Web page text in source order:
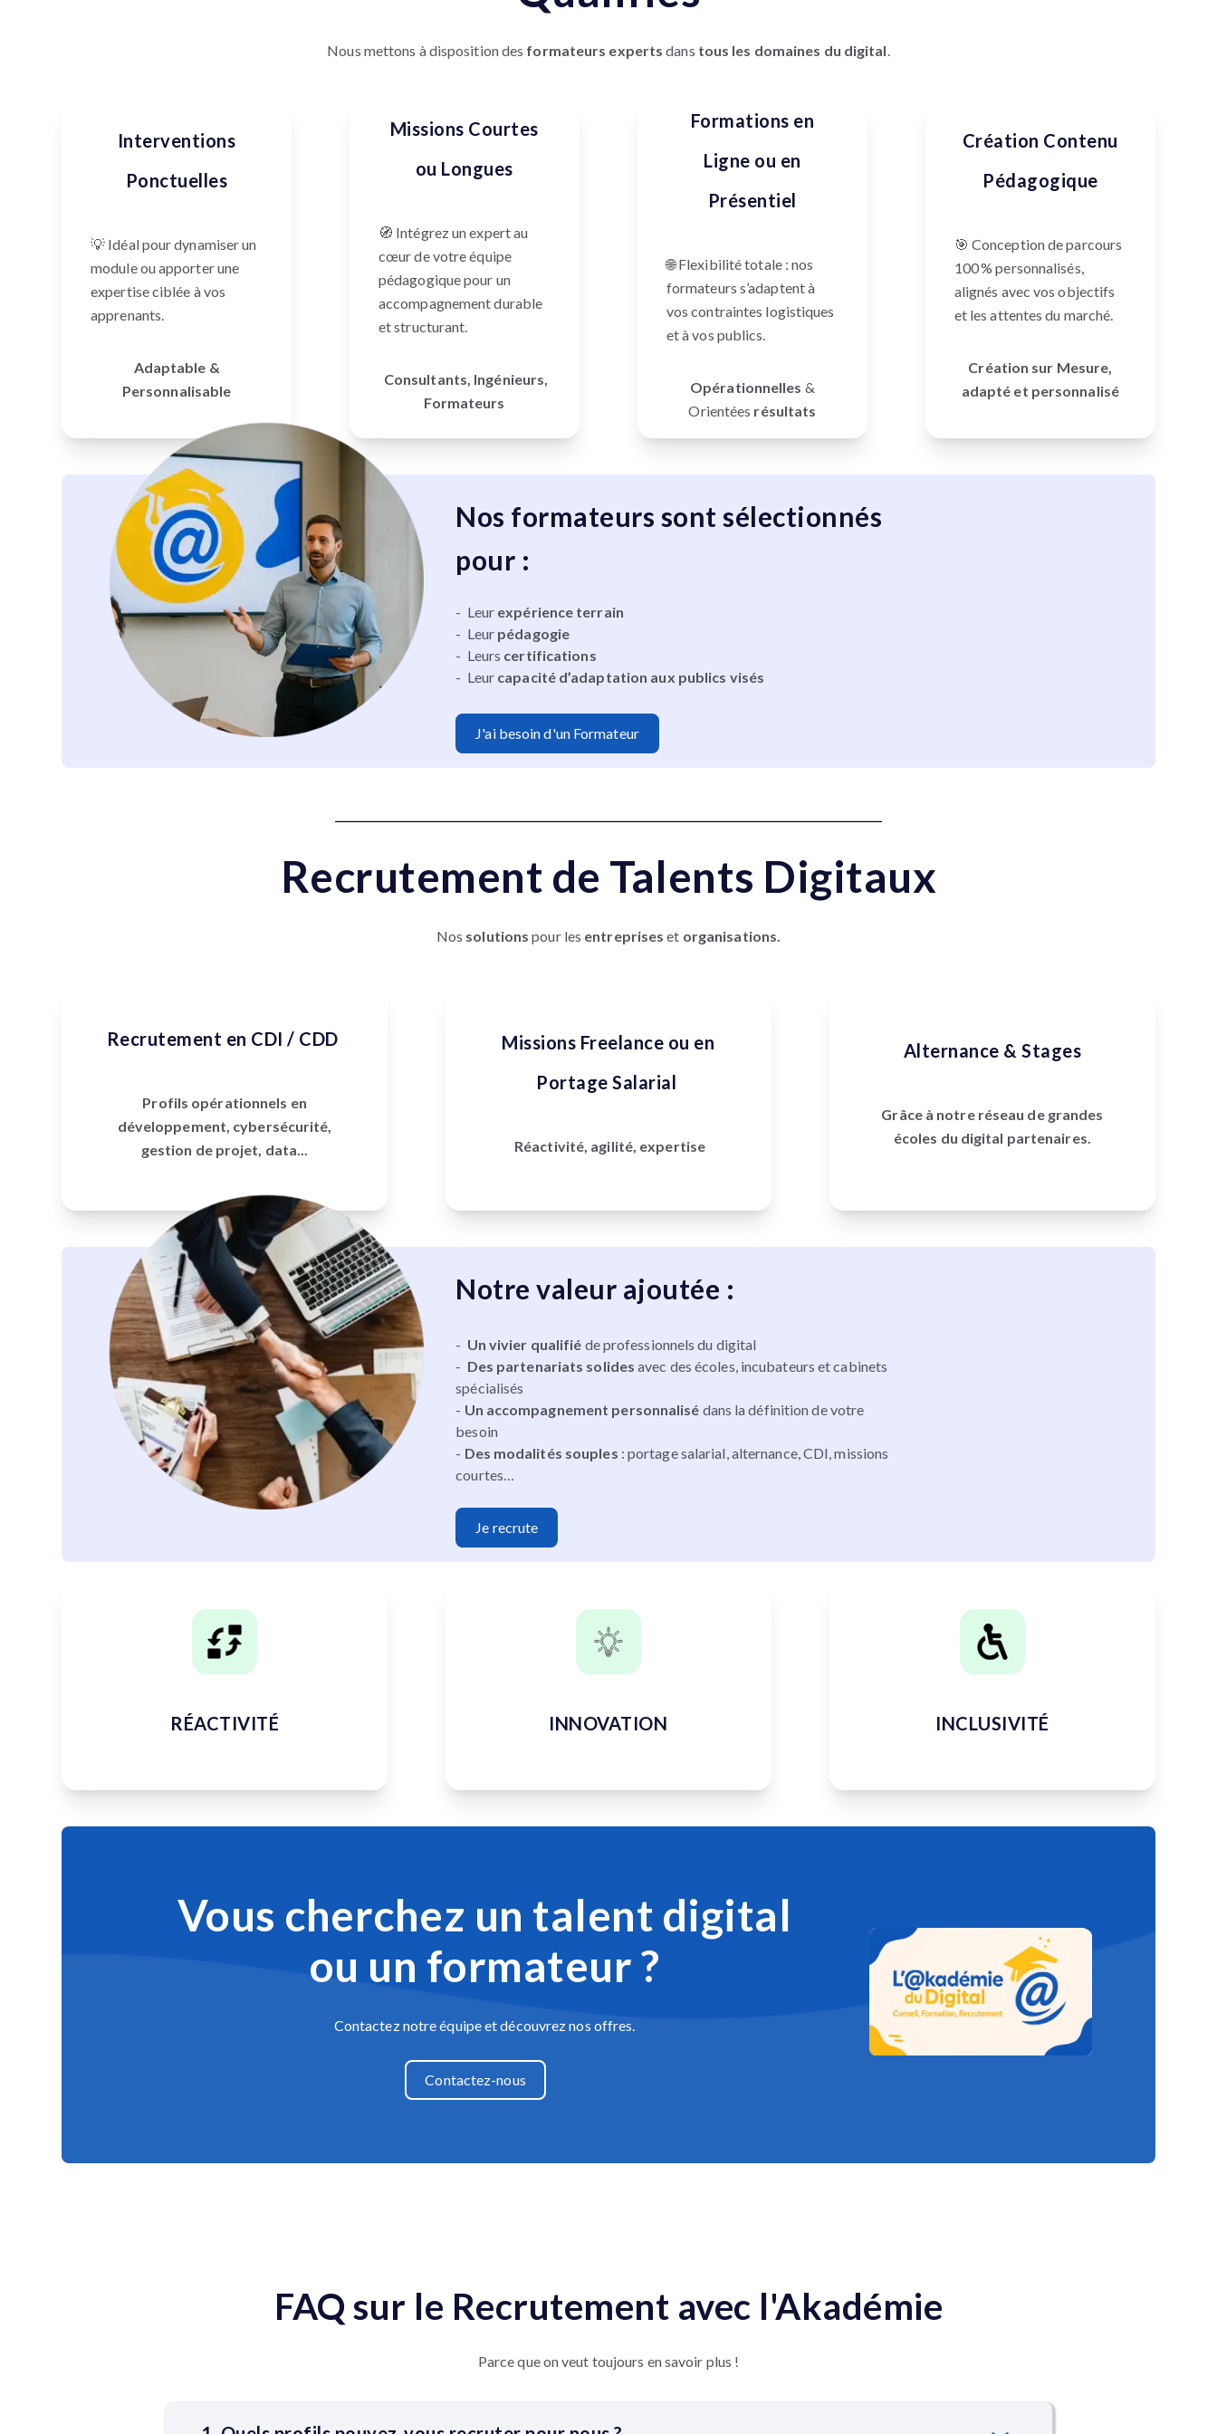
Nous mettons à disposition des formateurs experts dans tous les domaines du digital.
Interventions
Ponctuelles
💡 Idéal pour dynamiser un
module ou apporter une
expertise ciblée à vos
apprenants.
Adaptable &
Personnalisable
Missions Courtes
ou Longues
🧭 Intégrez un expert au
cœur de votre équipe
pédagogique pour un
accompagnement durable
et structurant.
Consultants, Ingénieurs,
Formateurs
Formations en
Ligne ou en
Présentiel
🌐 Flexibilité totale : nos
formateurs s’adaptent à
vos contraintes logistiques
et à vos publics.
Opérationnelles &
Orientées résultats
Création Contenu
Pédagogique
🎯 Conception de parcours
100 % personnalisés,
alignés avec vos objectifs
et les attentes du marché.
Création sur Mesure,
adapté et personnalisé
Nos formateurs sont sélectionnés
pour :
- Leur expérience terrain
- Leur pédagogie
- Leurs certifications
- Leur capacité d’adaptation aux publics visés
J'ai besoin d'un Formateur
Recrutement de Talents Digitaux
Nos solutions pour les entreprises et organisations.
Recrutement en CDI / CDD
Profils opérationnels en
développement, cybersécurité,
gestion de projet, data...
Missions Freelance ou en
Portage Salarial
Réactivité, agilité, expertise
Alternance & Stages
Grâce à notre réseau de grandes
écoles du digital partenaires.
Notre valeur ajoutée :
- Un vivier qualifié de professionnels du digital
- Des partenariats solides avec des écoles, incubateurs et cabinets
spécialisés
- Un accompagnement personnalisé dans la définition de votre
besoin
- Des modalités souples : portage salarial, alternance, CDI, missions
courtes…
Je recrute
RÉACTIVITÉ INNOVATION INCLUSIVITÉ
Vous cherchez un talent digital
ou un formateur ?
Contactez notre équipe et découvrez nos offres.
Contactez-nous
FAQ sur le Recrutement avec l'Akadémie
Parce que on veut toujours en savoir plus !